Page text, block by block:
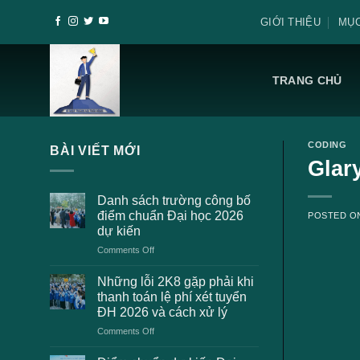
GIỚI THIỆU
TRANG CHỦ
BÀI VIẾT MỚI
Danh sách trường công bố
điểm chuẩn Đại học 2026
dự kiến
Comments Offon
sách
trường
công
bố
điểm
Đại
Những lỗi 2K8 gặp phải khi
thanh toán lệ phí xét tuyển
ĐH 2026 và cách xử lý
Comments Offon
lỗi
CODING
POSTED